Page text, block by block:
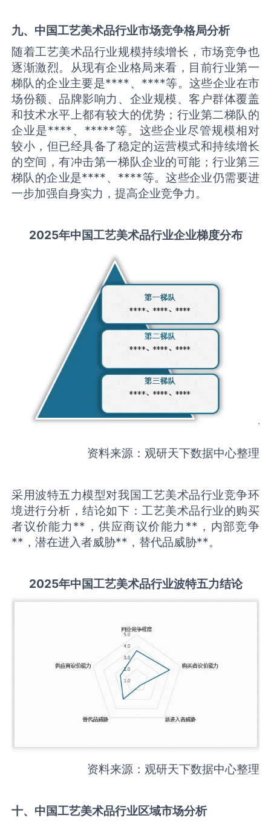
九、中国工艺美术品行业市场竞争格局分析
随着工艺美术品行业规模持续增长，市场竞争也
逐渐激烈。从现有企业格局来看，目前行业第一
梯队的企业主要是****、****等。这些企业在市
场份额、品牌影响力、企业规模、客户群体覆盖
和技术水平上都有较大的优势；行业第二梯队的
企业是****、*****等。这些企业尽管规模相对
较小，但已经具备了稳定的运营模式和持续增长
的空间，有冲击第一梯队企业的可能；行业第三
梯队的企业是****、****等。这些企业仍需要进
一步加强自身实力，提高企业竞争力。
2025年中国工艺美术品行业企业梯度分布
资料来源：观研天下数据中心整理
采用波特五力模型对我国工艺美术品行业竞争环
境进行分析，结论如下：工艺美术品行业的购买
者议价能力**，供应商议价能力**，内部竞争
**，潜在进入者威胁**，替代品威胁**。
2025年中国工艺美术品行业波特五力结论
资料来源：观研天下数据中心整理
十、中国工艺美术品行业区域市场分析